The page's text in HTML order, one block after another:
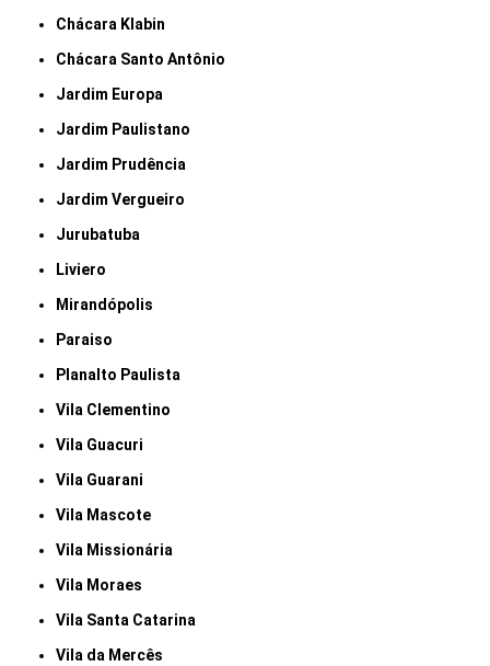
Chácara Klabin
Chácara Santo Antônio
Jardim Europa
Jardim Paulistano
Jardim Prudência
Jardim Vergueiro
Jurubatuba
Liviero
Mirandópolis
Paraiso
Planalto Paulista
Vila Clementino
Vila Guacuri
Vila Guarani
Vila Mascote
Vila Missionária
Vila Moraes
Vila Santa Catarina
Vila da Mercês